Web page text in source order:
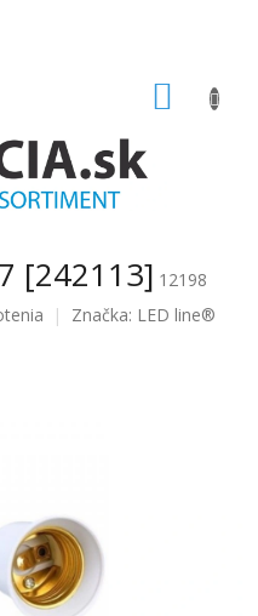
[242113] 12198
Značka: LED line®